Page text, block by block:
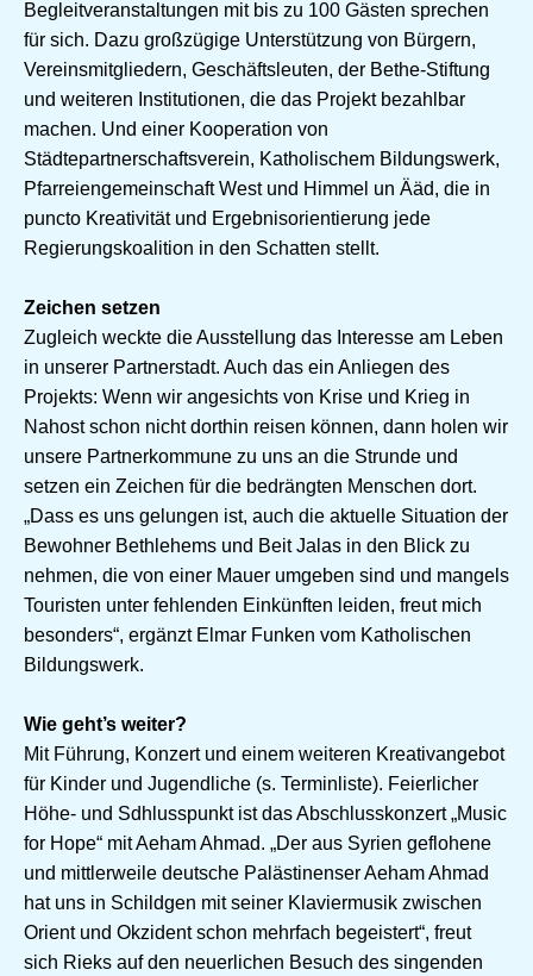
Begleitveranstaltungen mit bis zu 100 Gästen sprechen
für sich. Dazu großzügige Unterstützung von Bürgern,
Vereinsmitgliedern, Geschäftsleuten, der Bethe-Stiftung
und weiteren Institutionen, die das Projekt bezahlbar
machen. Und einer Kooperation von
Städtepartnerschaftsverein, Katholischem Bildungswerk,
Pfarreiengemeinschaft West und Himmel un Ääd, die in
puncto Kreativität und Ergebnisorientierung jede
Regierungskoalition in den Schatten stellt.
Zeichen setzen
Zugleich weckte die Ausstellung das Interesse am Leben
in unserer Partnerstadt. Auch das ein Anliegen des
Projekts: Wenn wir angesichts von Krise und Krieg in
Nahost schon nicht dorthin reisen können, dann holen wir
unsere Partnerkommune zu uns an die Strunde und
setzen ein Zeichen für die bedrängten Menschen dort.
„Dass es uns gelungen ist, auch die aktuelle Situation der
Bewohner Bethlehems und Beit Jalas in den Blick zu
nehmen, die von einer Mauer umgeben sind und mangels
Touristen unter fehlenden Einkünften leiden, freut mich
besonders“, ergänzt Elmar Funken vom Katholischen
Bildungswerk.
Wie geht’s weiter?
Mit Führung, Konzert und einem weiteren Kreativangebot
für Kinder und Jugendliche (s. Terminliste). Feierlicher
Höhe- und Sdhlusspunkt ist das Abschlusskonzert „Music
for Hope“ mit Aeham Ahmad. „Der aus Syrien geflohene
und mittlerweile deutsche Palästinenser Aeham Ahmad
hat uns in Schildgen mit seiner Klaviermusik zwischen
Orient und Okzident schon mehrfach begeistert“, freut
sich Rieks auf den neuerlichen Besuch des singenden